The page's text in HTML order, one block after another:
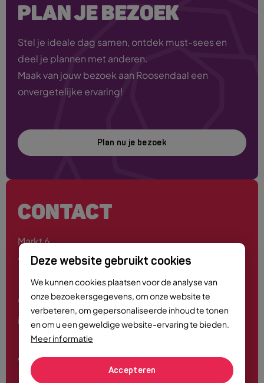
Deze website gebruikt cookies
We kunnen cookies plaatsen voor de analyse van
onze bezoekersgegevens, om onze website te
verbeteren, om gepersonaliseerde inhoud te tonen
en om u een geweldige website-ervaring te bieden.
Meer informatie
Accepteren
PLAN JE BEZOEK
Stel je ideale dag samen, ontdek must-sees en
deel je plannen met anderen.
Maak van jouw bezoek aan Roosendaal een
onvergetelijke ervaring!
Plan nu je bezoek
CONTACT
Markt 6
4701 PE Roosendaal
0165 - 55 44 00
info@roosendaalcitymarketing.nl
Volg ons